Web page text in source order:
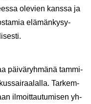
ole­vien kans­sa ja
elä­män­ky­sy­
päi­vä­ryh­mä­nä tammi-​
Tar­kem­
il­moit­tau­tu­mi­sen yh­